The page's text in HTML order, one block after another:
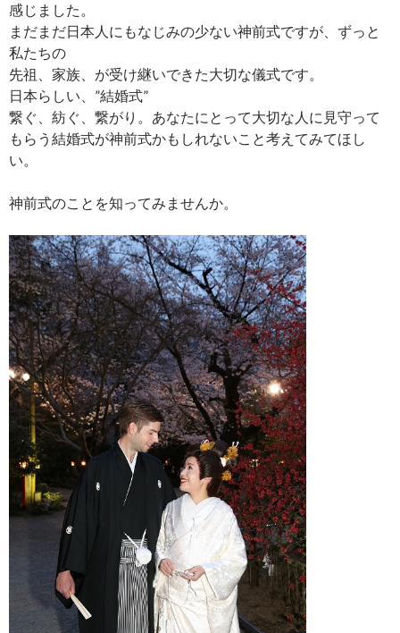
感じました。
まだまだ日本人にもなじみの少ない神前式ですが、ずっと
私たちの
先祖、家族、が受け継いできた大切な儀式です。
日本らしい、”結婚式”
繋ぐ、紡ぐ、繋がり。あなたにとって大切な人に見守って
もらう結婚式が神前式かもしれないこと考えてみてほし
い。
神前式のことを知ってみませんか。